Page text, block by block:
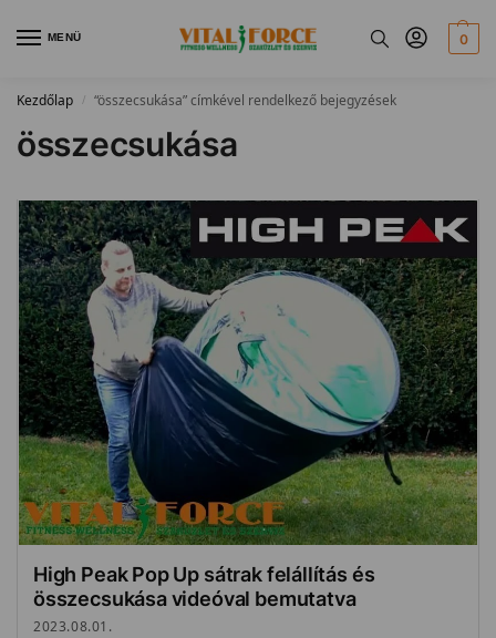
MENÜ 0
Kezdőlap / “összecsukása” címkével rendelkező bejegyzések
összecsukása
High Peak Pop Up sátrak felállítás és
összecsukása videóval bemutatva
2023.08.01.